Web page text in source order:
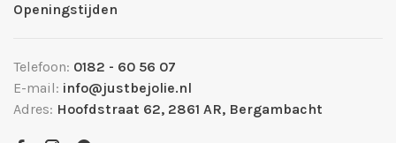
Openingstijden
Telefoon: 0182 - 60 56 07
E-mail: info@justbejolie.nl
Adres: Hoofdstraat 62, 2861 AR, Bergambacht